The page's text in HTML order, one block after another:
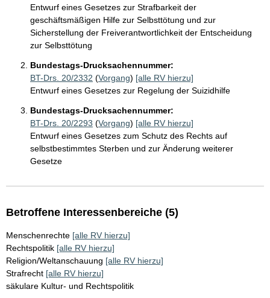
Entwurf eines Gesetzes zur Strafbarkeit der
geschäftsmäßigen Hilfe zur Selbsttötung und zur
Sicherstellung der Freiverantwortlichkeit der Entscheidung
zur Selbsttötung
Bundestags-Drucksachennummer:
BT-Drs. 20/2332 (Vorgang) [alle RV hierzu]
Entwurf eines Gesetzes zur Regelung der Suizidhilfe
Bundestags-Drucksachennummer:
BT-Drs. 20/2293 (Vorgang) [alle RV hierzu]
Entwurf eines Gesetzes zum Schutz des Rechts auf
selbstbestimmtes Sterben und zur Änderung weiterer
Gesetze
Betroffene Interessenbereiche (5)
Menschenrechte [alle RV hierzu]
Rechtspolitik [alle RV hierzu]
Religion/Weltanschauung [alle RV hierzu]
Strafrecht [alle RV hierzu]
säkulare Kultur- und Rechtspolitik